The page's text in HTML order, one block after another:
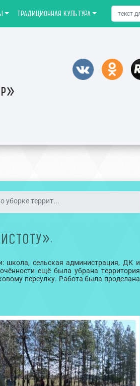
ТРАДИЦИОННАЯ КУЛЬТУРА
уборке террит...
школа, сельская администрация, ДК и
ещё была убрана территория
переулку. Работа была проделана